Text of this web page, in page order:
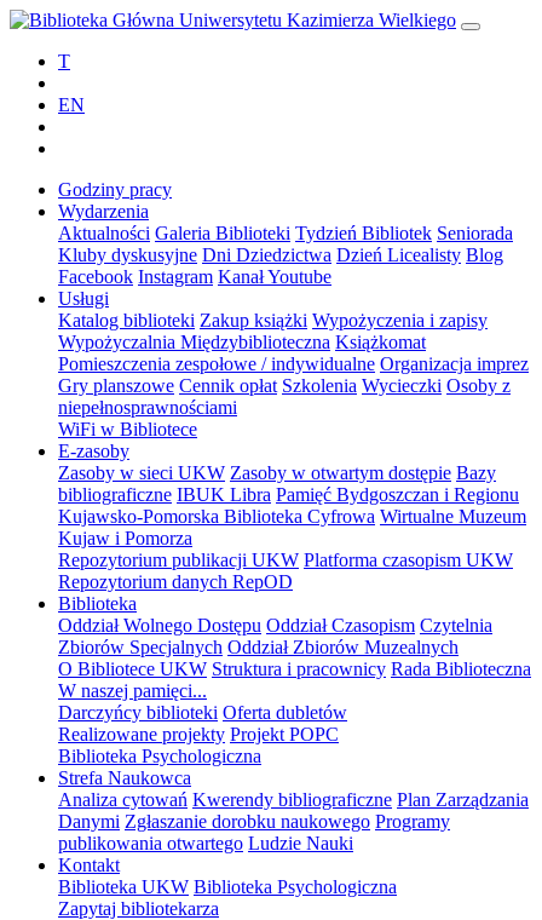
T
EN
Godziny pracy
Wydarzenia
Aktualności Galeria Biblioteki Tydzień Bibliotek Seniorada
Kluby dyskusyjne Dni Dziedzictwa Dzień Licealisty Blog
Facebook Instagram Kanał Youtube
Usługi
Katalog biblioteki Zakup książki Wypożyczenia i zapisy
Wypożyczalnia Międzybiblioteczna Książkomat
Pomieszczenia zespołowe / indywidualne Organizacja imprez
Gry planszowe Cennik opłat Szkolenia Wycieczki Osoby z
niepełnosprawnościami
WiFi w Bibliotece
E-zasoby
Zasoby w sieci UKW Zasoby w otwartym dostępie Bazy
bibliograficzne IBUK Libra Pamięć Bydgoszczan i Regionu
Kujawsko-Pomorska Biblioteka Cyfrowa Wirtualne Muzeum
Kujaw i Pomorza
Repozytorium publikacji UKW Platforma czasopism UKW
Repozytorium danych RepOD
Biblioteka
Oddział Wolnego Dostępu Oddział Czasopism Czytelnia
Zbiorów Specjalnych Oddział Zbiorów Muzealnych
O Bibliotece UKW Struktura i pracownicy Rada Biblioteczna
W naszej pamięci...
Darczyńcy biblioteki Oferta dubletów
Realizowane projekty Projekt POPC
Biblioteka Psychologiczna
Strefa Naukowca
Analiza cytowań Kwerendy bibliograficzne Plan Zarządzania
Danymi Zgłaszanie dorobku naukowego Programy
publikowania otwartego Ludzie Nauki
Kontakt
Biblioteka UKW Biblioteka Psychologiczna
Zapytaj bibliotekarza